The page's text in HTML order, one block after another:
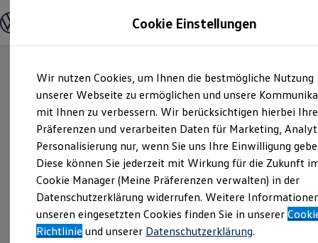
Hauptinhalt
springen
Footer
springen
Modelle und Konfigurator
Modelle vergleichen
Elektroautos
ENERGY Sondermodelle
Nutzfahrzeuge
SUV und CUV
Familienautos
Kombis
Kompaktwagen
Sportwagen
Schnell verfügbare Fahrzeuge
Angebote und Produkte
Aktuelle Angebote
E-Auto-Förderung
Volkswagen Marktplatz
Cookie Einstellungen
Wir nutzen Cookies, um Ihnen die bestmögliche Nutzung
unserer Webseite zu ermöglichen und unsere
mit Ihnen zu verbessern. Wir berücksichtigen hierbei Ihre
Präferenzen und verarbeiten Daten für Marketing,
Personalisierung nur, wenn Sie uns Ihre Einwilligung
Diese können Sie jederzeit mit Wirkung für die Zukunft
Cookie Manager (Meine Präferenzen verwalten) in der
Datenschutzerklärung widerrufen. Weitere
unseren eingesetzten Cookies finden Sie in unserer
Richtlinie und unserer Datenschutzerklärung.